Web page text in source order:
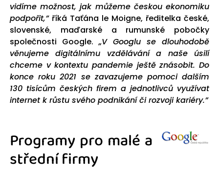
vidíme možnost, jak můžeme českou ekonomiku
podpořit,”říká Taťána le Moigne, ředitelka české,
slovenské, maďarské a rumunské pobočky
společnosti Google.„V Googlu se dlouhodobě
věnujeme digitálnímu vzdělávání a naše úsilí
chceme v kontextu pandemie ještě znásobit. Do
konce roku 2021 se zavazujeme pomoci dalším
130 tisícům českých firem a jednotlivců využívat
internet k růstu svého podnikání či rozvoji kariéry.”
Programy pro malé a
střední firmy